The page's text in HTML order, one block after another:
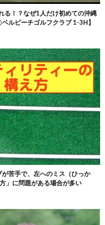
る！？なぜ1人だけ初めての沖縄
ルビーチゴルフクラブ 1-3H】
苦手で、左へのミス（ひっか
」に問題がある場合が多い